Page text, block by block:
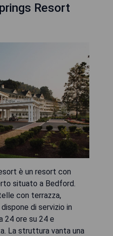
Resort
è un resort con
situato a Bedford.
con terrazza,
di servizio in
24 ore su 24 e
La struttura vanta una